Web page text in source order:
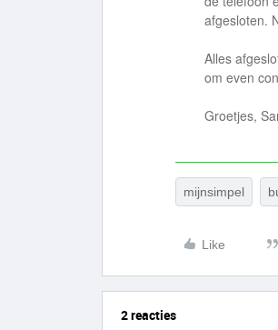
afgesloten.
Alles
om even
Groetjes,
mijnsimpel
Like
2 reacties